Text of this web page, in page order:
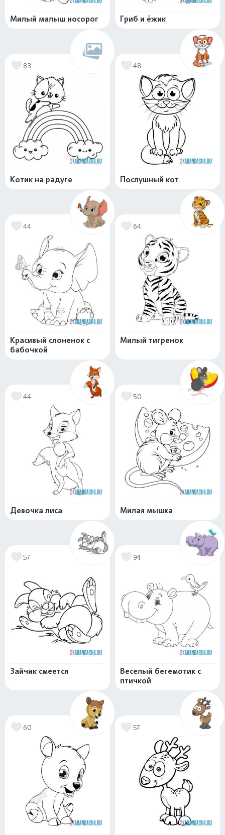
Милый малыш носорог Гриб и ёжик
83
Котик на радуге
48
Послушный кот
44
Красивый слоненок с
бабочкой
64
Милый тигренок
44
Девочка лиса
50
Милая мышка
57
Зайчик смеется
94
Веселый бегемотик с
птичкой
60 57